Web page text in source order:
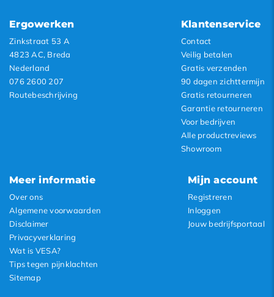
Ergowerken
Zinkstraat 53 A
4823 AC, Breda
Nederland
076 2600 207
Routebeschrijving
Klantenservice
Contact
Veilig betalen
Gratis verzenden
90 dagen zichttermijn
Gratis retourneren
Garantie retourneren
Voor bedrijven
Alle productreviews
Showroom
Meer informatie
Over ons
Algemene voorwaarden
Disclaimer
Privacyverklaring
Wat is VESA?
Tips tegen pijnklachten
Sitemap
Mijn account
Registreren
Inloggen
Jouw bedrijfsportaal